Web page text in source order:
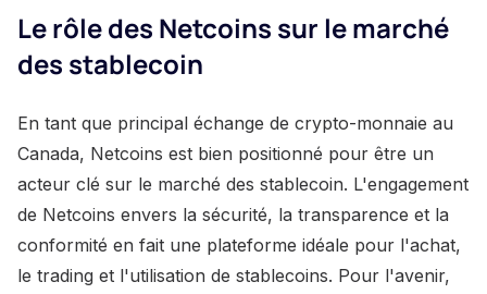
Le rôle des Netcoins sur le marché
des stablecoin
En tant que principal échange de crypto-monnaie au
Canada, Netcoins est bien positionné pour être un
acteur clé sur le marché des stablecoin. L'engagement
de Netcoins envers la sécurité, la transparence et la
conformité en fait une plateforme idéale pour l'achat,
le trading et l'utilisation de stablecoins. Pour l'avenir,